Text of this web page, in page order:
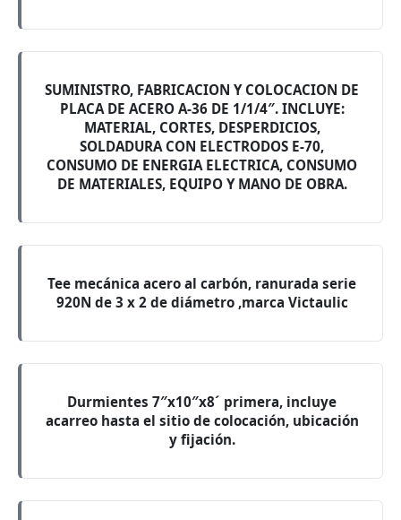
SUMINISTRO, FABRICACION Y COLOCACION DE
PLACA DE ACERO A-36 DE 1/1/4″. INCLUYE:
MATERIAL, CORTES, DESPERDICIOS,
SOLDADURA CON ELECTRODOS E-70,
CONSUMO DE ENERGIA ELECTRICA, CONSUMO
DE MATERIALES, EQUIPO Y MANO DE OBRA.
Tee mecánica acero al carbón, ranurada serie
920N de 3 x 2 de diámetro ,marca Victaulic
Durmientes 7″x10″x8´ primera, incluye
acarreo hasta el sitio de colocación, ubicación
y fijación.